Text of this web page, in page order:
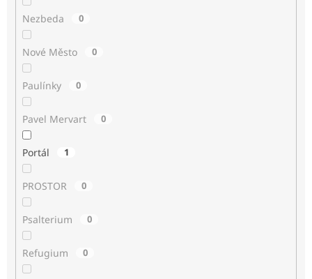
Nezbeda 0
Nové Město 0
Paulínky 0
Pavel Mervart 0
Portál 1
PROSTOR 0
Psalterium 0
Refugium 0